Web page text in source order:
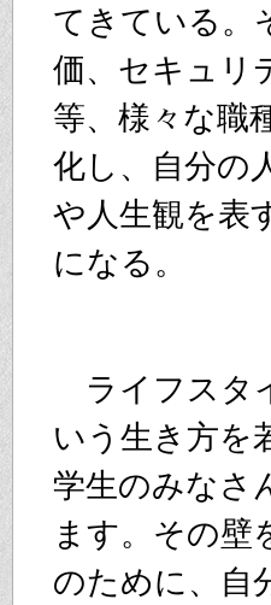
てきている。
価、セキュリ
等、様々な職
化し、自分の
や人生観を表
になる。
ライフスタ
いう生き方を
学生のみなさ
ます。その壁
のために、自